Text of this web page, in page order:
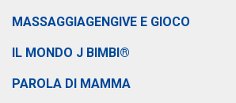
MASSAGGIAGENGIVE E GIOCO
IL MONDO J BIMBI®
PAROLA DI MAMMA